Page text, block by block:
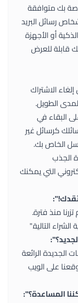
بك متوافقة
رسائل البريد
أو الأجهزة
قابلة للعرض
الاشتراك
الطويل.
البقاء في
كرسائل غير
الخاص بك.
الجذب
التي يمكنك
منذ فترة.
الجديدة الرائعة
على الويب
المساعدة؟":